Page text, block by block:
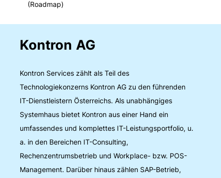
(Roadmap)
Kontron AG
Kontron Services zählt als Teil des
Technologiekonzerns Kontron AG zu den führenden
IT-Dienstleistern Österreichs. Als unabhängiges
Systemhaus bietet Kontron aus einer Hand ein
umfassendes und komplettes IT-Leistungsportfolio, u.
a. in den Bereichen IT-Consulting,
Rechenzentrumsbetrieb und Workplace- bzw. POS-
Management. Darüber hinaus zählen SAP-Betrieb,